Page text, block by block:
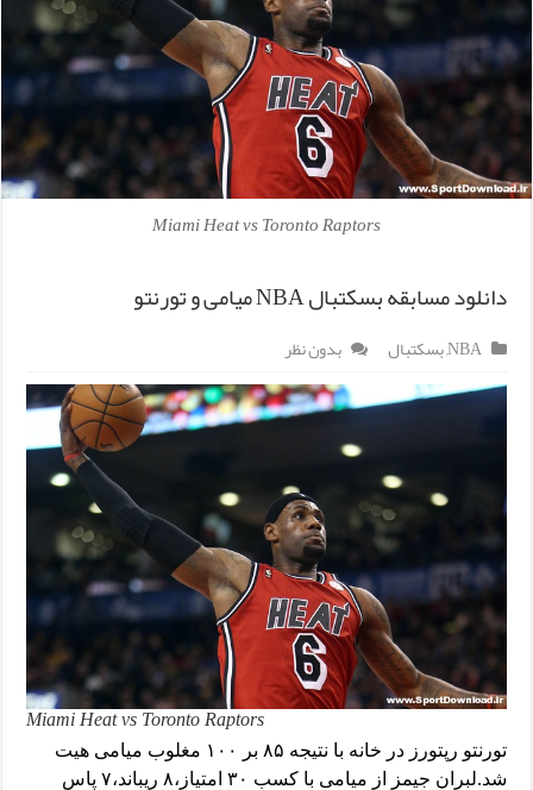
Miami Heat vs Toronto Raptors
دانلود مسابقه بسکتبال NBA میامی و تورنتو
NBA
,بسکتبال بدون نظر
Miami Heat vs Toronto Raptors
تورنتو رپتورز در خانه با نتیجه ۸۵ بر ۱۰۰ مغلوب میامی هیت
شد.لبران جیمز از میامی با کسب ۳۰ امتیاز،۸ ریباند،۷ پاس